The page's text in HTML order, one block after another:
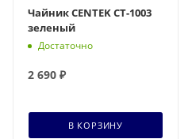
Чайник CENTEK CT-1003
зеленый
Достаточно
2 690 ₽
В КОРЗИНУ